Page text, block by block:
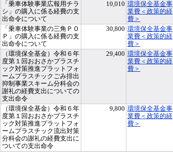
「乗車体験事業広報用チラ
シ」の購入に係る経費の支
出命令について
10,010 環境保全基金事
業費＜政策的経
費＞
「乗車体験事業の三角ＰＯ
Ｐ」の購入に係る経費の支
出命令について
30,800 環境保全基金事
業費＜政策的経
費＞
（環境保全基金）令和６年
度第１回おおさかプラスチ
ック対策推進プラットフォ
ームプラスチックごみ排出
抑制事業スキーム分科会の
謝礼の経費支出についての
支出命令
29,400 環境保全基金事
業費＜政策的経
費＞
（環境保全基金）令和６年
度第１回おおさかプラスチ
ック対策推進プラットフォ
ームプラスチック流出対策
分科会の謝礼の経費支出に
ついての支出命令
9,800 環境保全基金事
業費＜政策的経
費＞